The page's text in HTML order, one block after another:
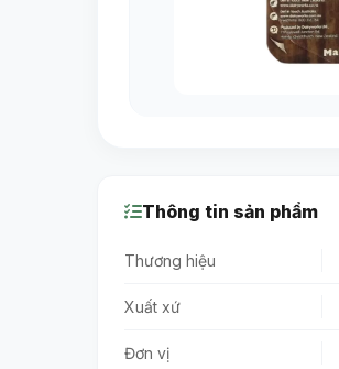
Thông tin sản phẩm
Thương hiệu
Xuất xứ
Đơn vị